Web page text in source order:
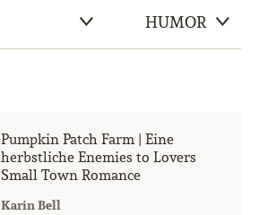
Pumpkin Patch Farm | Eine
herbstliche Enemies to Lovers
Small Town Romance
Karin Bell